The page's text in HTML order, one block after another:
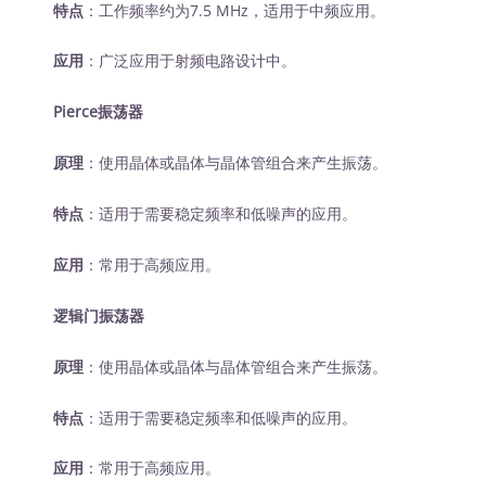
特点 ：工作频率约为7.5 MHz，适用于中频应用。
应用 ：广泛应用于射频电路设计中。
Pierce振荡器
原理 ：使用晶体或晶体与晶体管组合来产生振荡。
特点 ：适用于需要稳定频率和低噪声的应用。
应用 ：常用于高频应用。
逻辑门振荡器
原理 ：使用晶体或晶体与晶体管组合来产生振荡。
特点 ：适用于需要稳定频率和低噪声的应用。
应用 ：常用于高频应用。